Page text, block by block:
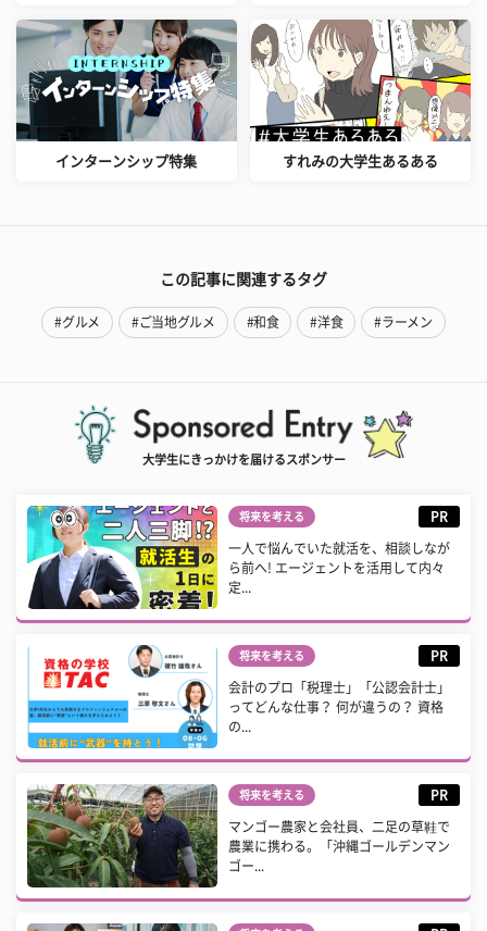
インターンシップ特集 すれみの大学生あるある
この記事に関連するタグ
#グルメ #ご当地グルメ #和食 #洋食 #ラーメン
大学生にきっかけを届けるスポンサー
将来を考える PR
一人で悩んでいた就活を、相談しなが
ら前へ! エージェントを活用して内々
定...
将来を考える PR
会計のプロ「税理士」「公認会計士」
ってどんな仕事？ 何が違うの？ 資格
の...
将来を考える PR
マンゴー農家と会社員、二足の草鞋で
農業に携わる。「沖縄ゴールデンマン
ゴー...